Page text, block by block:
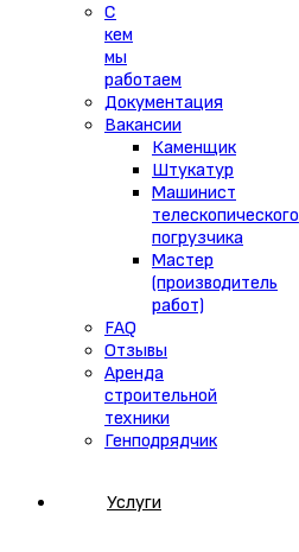
С
кем
мы
работаем
Документация
Вакансии
Каменщик
Штукатур
Машинист
телескопического
погрузчика
Мастер
(производитель
работ)
FAQ
Отзывы
Аренда
строительной
техники
Генподрядчик
Услуги